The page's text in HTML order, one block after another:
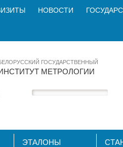
НОВОСТИ
ГОСУДАРСТВЕННЫЙ
МЕТРОЛОГИИ
ЭТАЛОНЫ